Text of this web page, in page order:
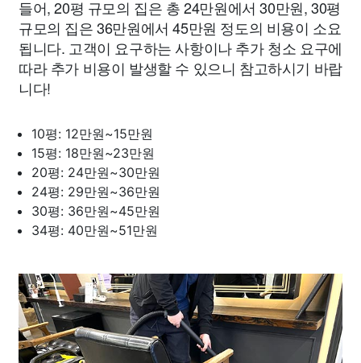
들어, 20평 규모의 집은 총 24만원에서 30만원, 30평
규모의 집은 36만원에서 45만원 정도의 비용이 소요
됩니다. 고객이 요구하는 사항이나 추가 청소 요구에
따라 추가 비용이 발생할 수 있으니 참고하시기 바랍
니다!
10평: 12만원~15만원
15평: 18만원~23만원
20평: 24만원~30만원
24평: 29만원~36만원
30평: 36만원~45만원
34평: 40만원~51만원